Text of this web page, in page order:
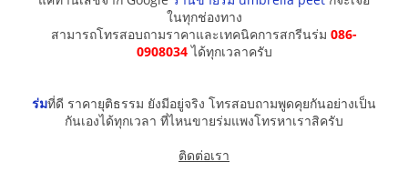
ในทุกช่องทาง
สามารถโทรสอบถามราคาและเทคนิคการสกรีนร่ม 086-
0908034ได้ทุกเวลาครับ
ร่มที่ดี ราคายุติธรรม ยังมีอยู่จริง โทรสอบถามพูดคุยกันอย่างเป็น
กันเองได้ทุกเวลา ที่ไหนขายร่มแพงโทรหาเราสิครับ
ติดต่อเรา